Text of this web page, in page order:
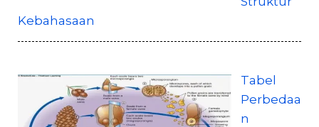
Kebahasaan
Tabel
Perbedaa
n